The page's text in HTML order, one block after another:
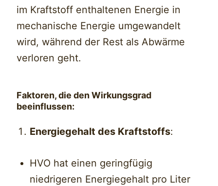
im Kraftstoff enthaltenen Energie in
mechanische Energie umgewandelt
wird, während der Rest als Abwärme
verloren geht.
Faktoren, die den Wirkungsgrad
beeinflussen:
Energiegehalt des Kraftstoffs:
HVO hat einen geringfügig
niedrigeren Energiegehalt pro Liter